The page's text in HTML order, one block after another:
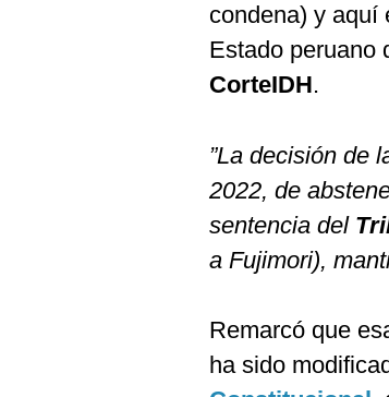
condena) y aquí
Estado peruano
CorteIDH.
”La decisión de
2022, de
sentencia del
a Fujimori),
Remarcó que
ha sido